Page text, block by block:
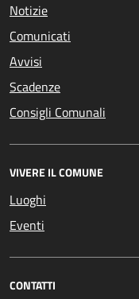
Notizie
Comunicati
Avvisi
Scadenze
Consigli Comunali
VIVERE IL COMUNE
Luoghi
Eventi
CONTATTI